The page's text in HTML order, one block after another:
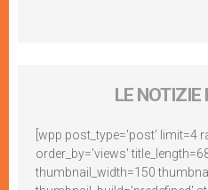
LE NOTIZIE
[wpp post_type='post' limit=4
order_by='views'
thumbnail_width=150